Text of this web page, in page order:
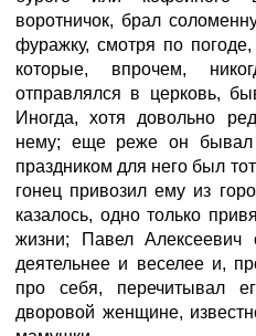
воротничок, брал
фуражку, смотря по
которые, впрочем,
отправлялся в церковь,
Иногда, хотя довольно
нему; еще реже он бывал
праздником для него был
гонец привозил ему из
казалось, одно только
жизни; Павел
деятельнее и веселее и,
про себя, перечитывал
дворовой женщине,